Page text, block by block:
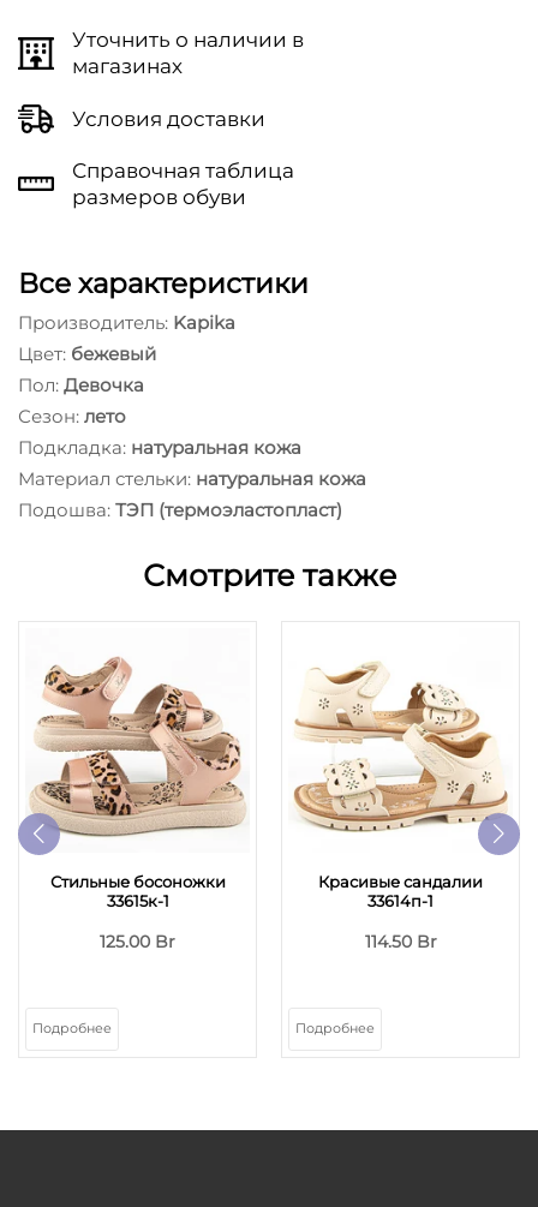
Уточнить о наличии в
магазинах
Условия доставки
Справочная таблица
размеров обуви
Все характеристики
Производитель: Kapika
Цвет: бежевый
Пол: Девочка
Сезон: лето
Подкладка: натуральная кожа
Материал стельки: натуральная кожа
Подошва: ТЭП (термоэластопласт)
Смотрите также
Стильные босоножки
33615к-1
125.00 Br
Подробнее
Красивые сандалии
33614п-1
114.50 Br
Подробнее